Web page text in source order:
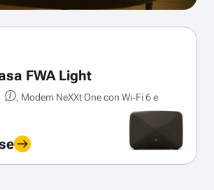
FWA Light
, Modem NeXXt One con Wi‑Fi 6 e